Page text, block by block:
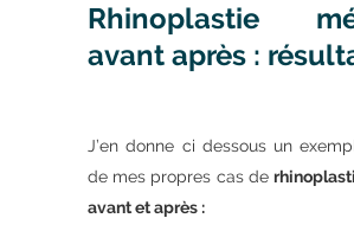
Rhinoplastie
avant après :
J’en donne ci dessous un
de mes propres cas de
avant et après :